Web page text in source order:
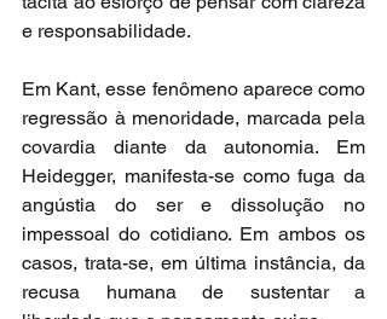
e responsabilidade.
Em Kant, esse fenômeno aparece como
regressão à menoridade, marcada pela
covardia diante da autonomia. Em
Heidegger, manifesta-se como fuga da
angústia do ser e dissolução no
impessoal do cotidiano. Em ambos os
casos, trata-se, em última instância, da
recusa humana de sustentar a